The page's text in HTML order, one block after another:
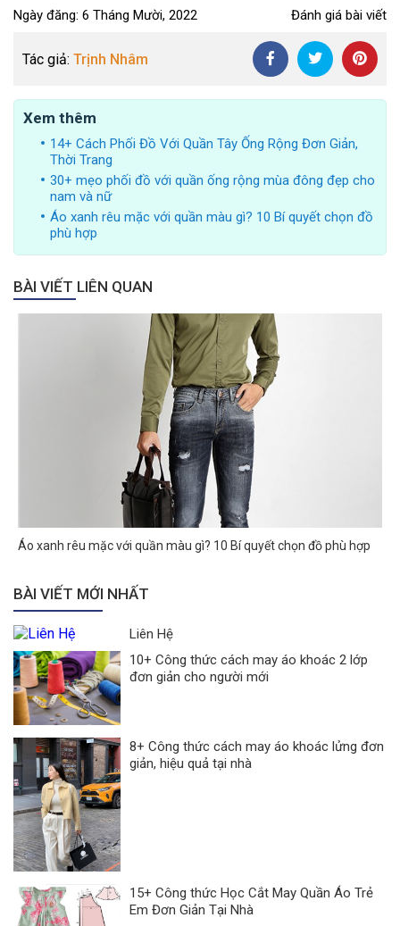
Điểm
Nàng Công Sở
Ngày đăng: 6 Tháng Mười, 2022 Đánh giá bài viết
Tác giả: Trịnh Nhâm
Xem thêm
14+ Cách Phối Đồ Với Quần Tây Ống Rộng Đơn Giản,
Thời Trang
30+ mẹo phối đồ với quần ống rộng mùa đông đẹp cho
nam và nữ
Áo xanh rêu mặc với quần màu gì? 10 Bí quyết chọn đồ
phù hợp
BÀI VIẾT LIÊN QUAN
Áo xanh rêu mặc với quần màu gì? 10 Bí quyết chọn đồ phù hợp
BÀI VIẾT MỚI NHẤT
Liên Hệ
10+ Công thức cách may áo khoác 2 lớp
đơn giản cho người mới
8+ Công thức cách may áo khoác lửng đơn
giản, hiệu quả tại nhà
15+ Công thức Học Cắt May Quần Áo Trẻ
Em Đơn Giản Tại Nhà